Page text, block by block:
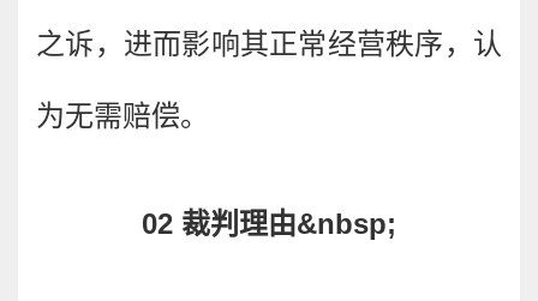
之诉，进而影响其正常经营秩序，认
为无需赔偿。
02 裁判理由&nbsp;